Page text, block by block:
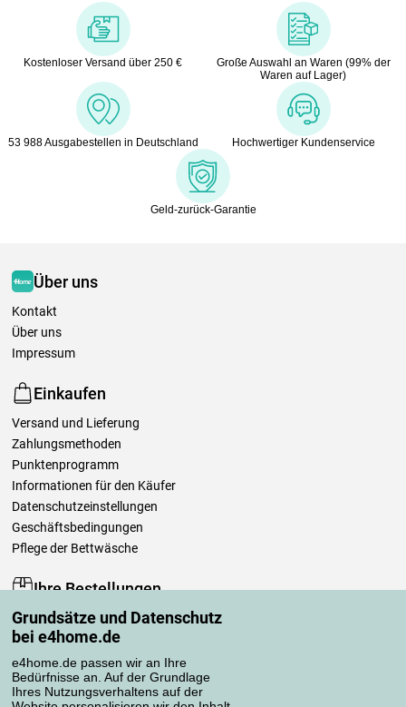
Grundsätze und Datenschutz
bei e4home.de
e4home.de passen wir an Ihre
Bedürfnisse an. Auf der Grundlage
Ihres Nutzungsverhaltens auf der
Kostenloser Versand über 250 €
Große Auswahl an Waren (99% der
Waren auf Lager)
53 988 Ausgabestellen in Deutschland Hochwertiger Kundenservice
Geld-zurück-Garantie
Über uns
Kontakt
Über uns
Impressum
Einkaufen
Versand und Lieferung
Zahlungsmethoden
Punktenprogramm
Informationen für den Käufer
Datenschutzeinstellungen
Geschäftsbedingungen
Pflege der Bettwäsche
Ihre Bestellungen
Mein Konto
Bestellübersicht
Reklamationen
Widerrufsbelehrung
Einfach mehr wissen